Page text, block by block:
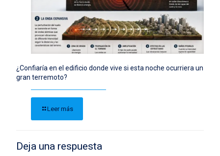
¿Confiaría en el edificio donde vive si esta noche ocurriera un
gran terremoto?
Leer más
Deja una respuesta